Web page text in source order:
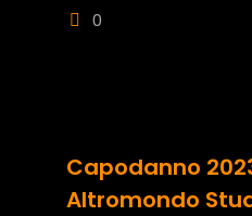
0
Capodanno
Altromondo